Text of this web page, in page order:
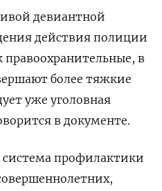
девиантной
действия полиции
в
более тяжкие
уже уголовная
в документе.
система профилактики